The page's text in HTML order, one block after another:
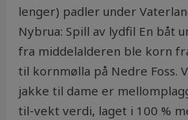
lenger) padler under
Nybrua: Spill av lydfil En båt
fra middelalderen ble korn
til kornmølla på Nedre Foss.
jakke til dame er
til-vekt verdi, laget i 100 %